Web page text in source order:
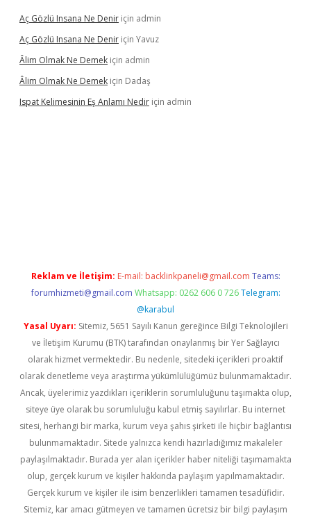
Aç Gözlü Insana Ne Denir için admin
Aç Gözlü Insana Ne Denir için Yavuz
Âlim Olmak Ne Demek için admin
Âlim Olmak Ne Demek için Dadaş
Ispat Kelimesinin Eş Anlamı Nedir için admin
Reklam ve İletişim: E-mail: backlinkpaneli@gmail.com Teams:
forumhizmeti@gmail.com Whatsapp: 0262 606 0 726 Telegram:
@karabul
Yasal Uyarı: Sitemiz, 5651 Sayılı Kanun gereğince Bilgi Teknolojileri
ve İletişim Kurumu (BTK) tarafından onaylanmış bir Yer Sağlayıcı
olarak hizmet vermektedir. Bu nedenle, sitedeki içerikleri proaktif
olarak denetleme veya araştırma yükümlülüğümüz bulunmamaktadır.
Ancak, üyelerimiz yazdıkları içeriklerin sorumluluğunu taşımakta olup,
siteye üye olarak bu sorumluluğu kabul etmiş sayılırlar. Bu internet
sitesi, herhangi bir marka, kurum veya şahıs şirketi ile hiçbir bağlantısı
bulunmamaktadır. Sitede yalnızca kendi hazırladığımız makaleler
paylaşılmaktadır. Burada yer alan içerikler haber niteliği taşımamakta
olup, gerçek kurum ve kişiler hakkında paylaşım yapılmamaktadır.
Gerçek kurum ve kişiler ile isim benzerlikleri tamamen tesadüfidir.
Sitemiz, kar amacı gütmeyen ve tamamen ücretsiz bir bilgi paylaşım